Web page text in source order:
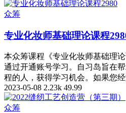
众筹
专业化妆师基础理论课程
本众筹课程《专业化妆师基础理
通过开通账号学习。自习岛旨在
程的人，获得学习机会。如果您
2023-05-08 2.23k 49.99
众筹